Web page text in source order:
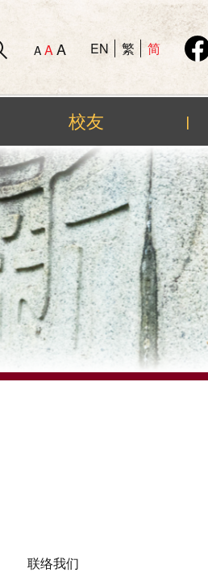
A AA EN 繁 简
校友 |
联络我们